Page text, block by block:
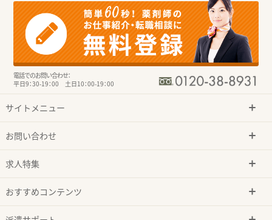
電話でのお問い合わせ：
平日9：30-19：00 土日10：00-19：00
サイトメニュー
お問い合わせ
求人特集
おすすめコンテンツ